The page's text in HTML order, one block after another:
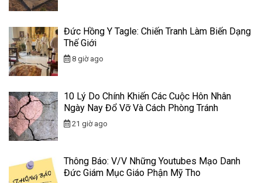
Đức Hồng Y Tagle: Chiến Tranh Làm Biến Dạng
Thế Giới
8 giờ ago
10 Lý Do Chính Khiến Các Cuộc Hôn Nhân
Ngày Nay Đổ Vỡ Và Cách Phòng Tránh
21 giờ ago
Thông Báo: V/v Những Youtubes Mạo Danh
Đức Giám Mục Giáo Phận Mỹ Tho